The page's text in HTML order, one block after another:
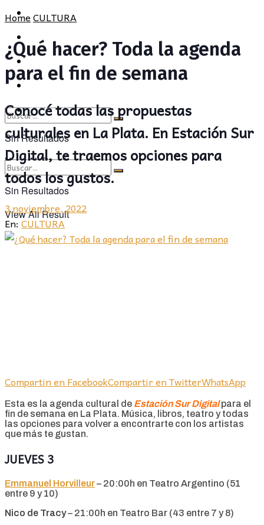
CULTURA
OPINIÓN
Sin Resultados
View All Result
PROVINCIA
POLÍTICA
OPINIÓN
Sin Resultados
View All Result
HomeCULTURA
¿Qué hacer? Toda la agenda
para el fin de semana
Conocé todas las propuestas
culturales en La Plata. En Estación Sur
Digital, te traemos opciones para
todos los gustos.
3 noviembre, 2022
En:CULTURA
Compartin en FacebookCompartir en TwitterWhatsApp
Esta es la agenda cultural de Estación Sur Digital para el
fin de semana en La Plata. Música, libros, teatro y todas
las opciones para volver a encontrarte con los artistas
que más te gustan.
JUEVES 3
Emmanuel Horvilleur– 20:00h en Teatro Argentino (51
entre 9 y 10)
Nico de Tracy– 21:00h en Teatro Bar (43 entre 7 y 8)